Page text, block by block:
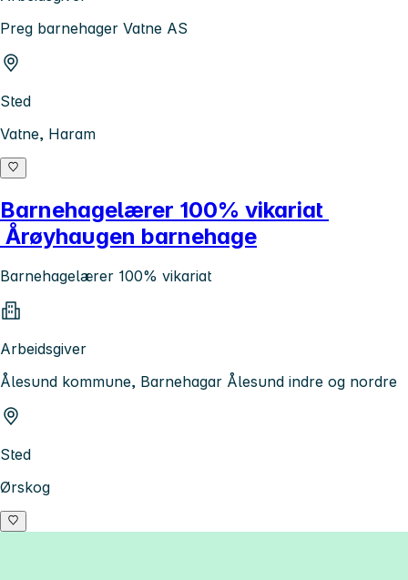
Preg barnehager Vatne AS
Sted
Vatne, Haram
Barnehagelærer 100% vikariat
Årøyhaugen barnehage
Barnehagelærer 100% vikariat
Arbeidsgiver
Ålesund kommune, Barnehagar Ålesund indre og nordre
Sted
Ørskog